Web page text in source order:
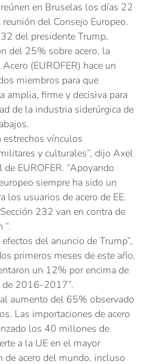
en Bruselas los días 22
del Consejo Europeo.
del presidente Trump,
del 25% sobre acero, la
(EUROFER) hace un
miembros para que
amplia, firme y decisiva para
de la industria siderúrgica de
estrechos vínculos
y culturales”, dijo Axel
EUROFER. “Apoyando
siempre ha sido un
los usuarios de acero de EE.
232 van en contra de
“.
del anuncio de Trump”,
primeros meses de este año,
un 12% por encima de
2016-2017”.
aumento del 65% observado
Las importaciones de acero
los 40 millones de
a la UE en el mayor
de acero del mundo, incluso